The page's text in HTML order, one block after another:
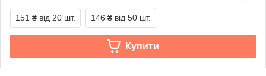
151 ₴ від 20 шт. 146 ₴ від 50 шт.
Купити